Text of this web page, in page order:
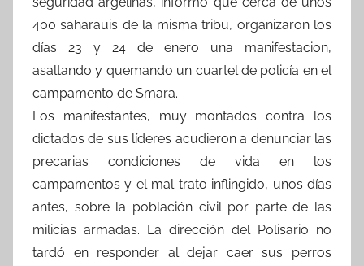
400 saharauis de la misma tribu, organizaron los
días 23 y 24 de enero una manifestacion,
asaltando y quemando un cuartel de policía en el
campamento de Smara.
Los manifestantes, muy montados contra los
dictados de sus líderes acudieron a denunciar las
precarias condiciones de vida en los
campamentos y el mal trato inflingido, unos días
antes, sobre la población civil por parte de las
milicias armadas. La dirección del Polisario no
tardó en responder al dejar caer sus perros